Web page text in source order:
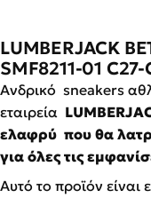
LUMBERJACK
SMF8211-01
Ανδρικό sneakers
εταιρεία
ελαφρύ που θα
για όλες τις
Αυτό το προϊόν είναι